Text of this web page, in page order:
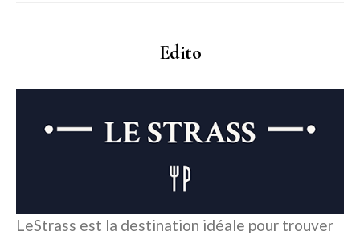
Edito
LeStrass est la destination idéale pour trouver